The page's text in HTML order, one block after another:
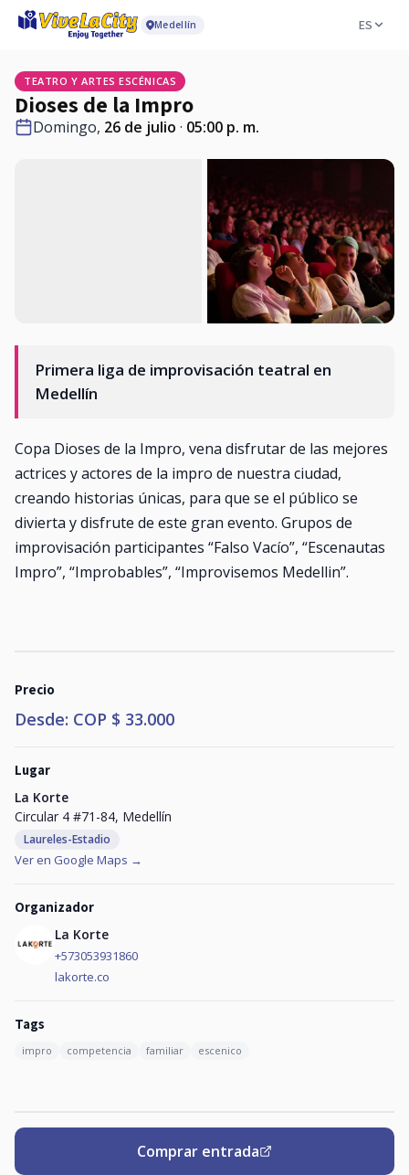
Medellín ES
TEATRO Y ARTES ESCÉNICAS
Dioses de la Impro
Domingo, 26 de julio · 05:00 p. m.
Primera liga de improvisación teatral en
Medellín
Copa Dioses de la Impro, vena disfrutar de las mejores
actrices y actores de la impro de nuestra ciudad,
creando historias únicas, para que se el público se
divierta y disfrute de este gran evento. Grupos de
improvisación participantes “Falso Vacío”, “Escenautas
Impro”, “Improbables”, “Improvisemos Medellin”.
Precio
Desde: COP $ 33.000
Lugar
La Korte
Circular 4 #71-84, Medellín
Laureles-Estadio
Ver en Google Maps →
Organizador
La Korte
+573053931860
lakorte.co
Tags
impro competencia familiar escenico
Comprar entrada